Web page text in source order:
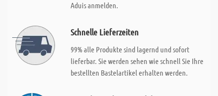
Aduis anmelden.
Schnelle Lieferzeiten
99% alle Produkte sind lagernd und sofort
lieferbar. Sie werden sehen wie schnell Sie Ihre
bestellten Bastelartikel erhalten werden.